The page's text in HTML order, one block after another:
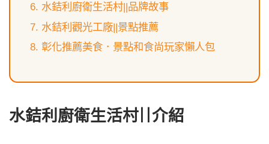
水銡利廚衛生活村||品牌故事
水銡利觀光工廠||景點推薦
彰化推薦美食．景點和食尚玩家懶人包
水銡利廚衛生活村||介紹